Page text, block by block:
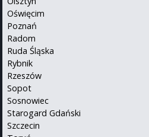
Oświęcim
Poznań
Radom
Ruda Śląska
Rybnik
Rzeszów
Sopot
Sosnowiec
Starogard Gdański
Szczecin